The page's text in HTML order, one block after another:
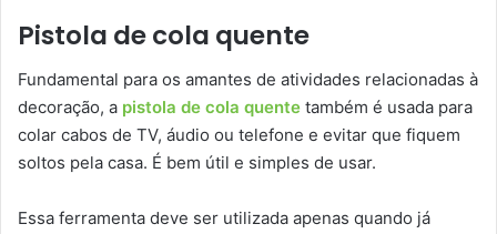
Pistola de cola quente
Fundamental para os amantes de atividades relacionadas à
decoração, a pistola de cola quente também é usada para
colar cabos de TV, áudio ou telefone e evitar que fiquem
soltos pela casa. É bem útil e simples de usar.
Essa ferramenta deve ser utilizada apenas quando já